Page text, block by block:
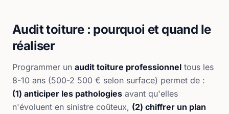
Audit toiture : pourquoi et quand le
réaliser
Programmer un audit toiture professionnel tous les
8-10 ans (500-2 500 € selon surface) permet de :
(1) anticiper les pathologies avant qu'elles
n'évoluent en sinistre coûteux, (2) chiffrer un plan